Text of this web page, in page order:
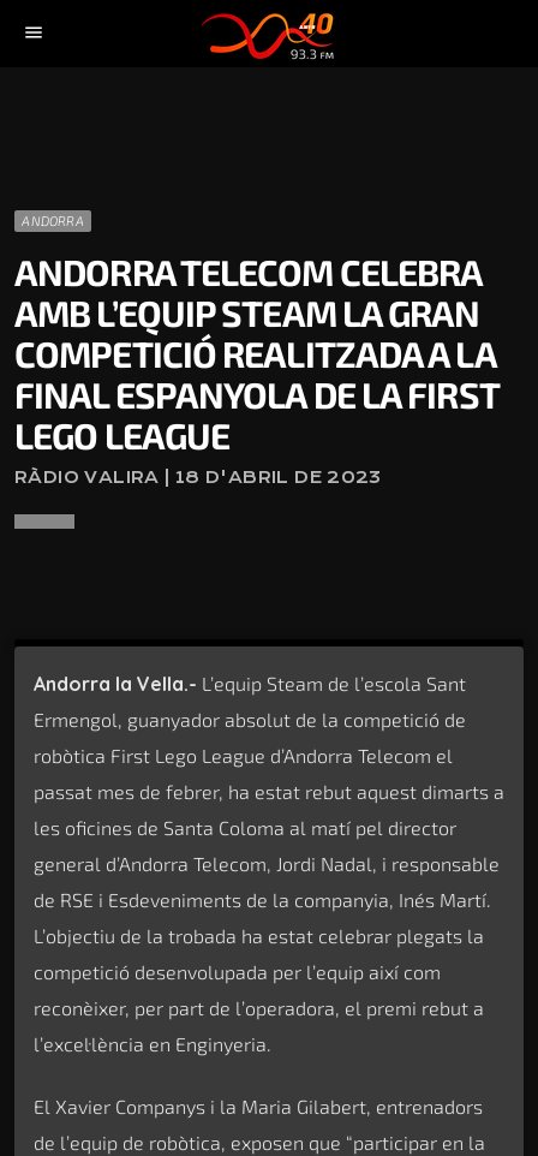
menu
ANDORRA
ANDORRA TELECOM CELEBRA
AMB L’EQUIP STEAM LA GRAN
COMPETICIÓ REALITZADA A LA
FINAL ESPANYOLA DE LA FIRST
LEGO LEAGUE
RÀDIO VALIRA | 18 D'ABRIL DE 2023
Andorra la Vella.- L’equip Steam de l’escola Sant
Ermengol, guanyador absolut de la competició de
robòtica First Lego League d’Andorra Telecom el
passat mes de febrer, ha estat rebut aquest dimarts a
les oficines de Santa Coloma al matí pel director
general d’Andorra Telecom, Jordi Nadal, i responsable
de RSE i Esdeveniments de la companyia, Inés Martí.
L’objectiu de la trobada ha estat celebrar plegats la
competició desenvolupada per l’equip així com
reconèixer, per part de l’operadora, el premi rebut a
l’excel·lència en Enginyeria.
El Xavier Companys i la Maria Gilabert, entrenadors
de l’equip de robòtica, exposen que “participar en la